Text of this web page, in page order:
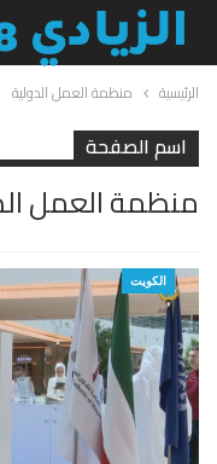
الرئيسية منظمة العمل الدولية
اسم الصفحة
منظمة العمل
الكويت